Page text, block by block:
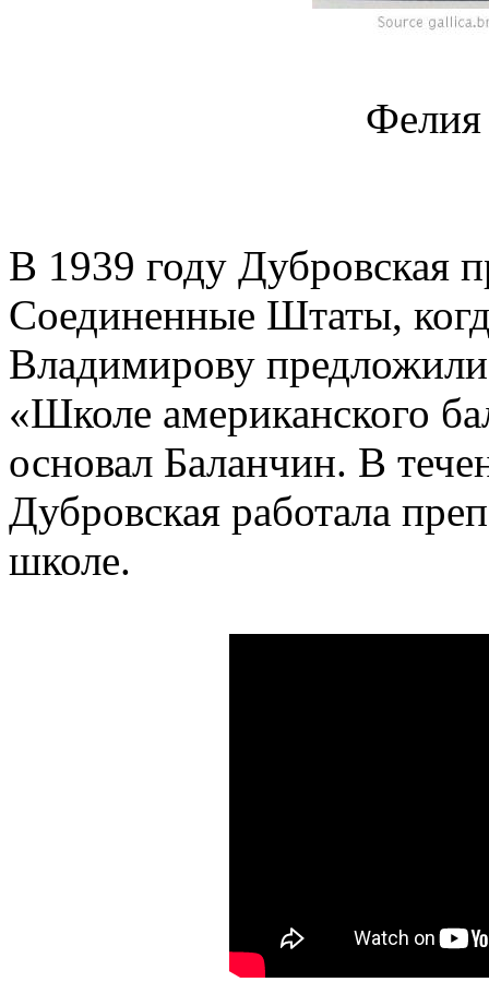
Фелия
В 1939 году Дубровская
Соединенные Штаты,
Владимирову
«Школе американского
основал Баланчин. В
Дубровская работала
школе.